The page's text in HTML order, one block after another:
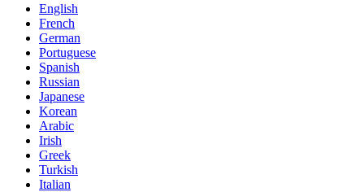
English
French
German
Portuguese
Spanish
Russian
Japanese
Korean
Arabic
Irish
Greek
Turkish
Italian